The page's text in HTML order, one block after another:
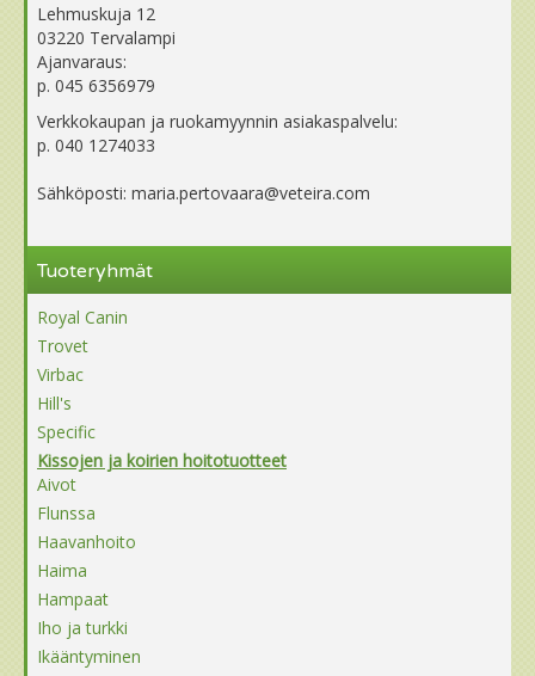
Lehmuskuja 12
03220 Tervalampi
Ajanvaraus:
p. 045 6356979
Verkkokaupan ja ruokamyynnin asiakaspalvelu:
p. 040 1274033
Sähköposti: maria.pertovaara@veteira.com
Tuoteryhmät
Royal Canin
Trovet
Virbac
Hill's
Specific
Kissojen ja koirien hoitotuotteet
Aivot
Flunssa
Haavanhoito
Haima
Hampaat
Iho ja turkki
Ikääntyminen